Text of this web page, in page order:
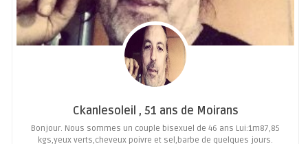
Ckanlesoleil , 51 ans de Moirans
Bonjour. Nous sommes un couple bisexuel de 46 ans Lui:1m87,85
kgs,yeux verts,cheveux poivre et sel,barbe de quelques jours.